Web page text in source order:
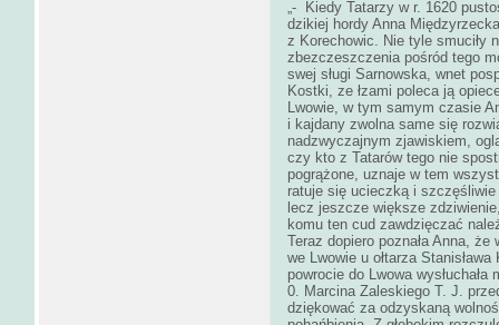
„- Kiedy Tatarzy w r. 1620
dzikiej hordy Anna
z Korechowic. Nie tyle smuciły
zbezczeszczenia pośród tego
swej sługi Sarnowska, wnet
Kostki, ze łzami poleca ją
Lwowie, w tym samym czasie
i kajdany zwolna same się
nadzwyczajnym zjawiskiem,
czy kto z Tatarów tego nie
pogrążone, uznaje w tem
ratuje się ucieczką i
lecz jeszcze większe
komu ten cud zawdzięczać
Teraz dopiero poznała Anna,
we Lwowie u ołtarza
powrocie do Lwowa
0. Marcina Zaleskiego T. J.
dziękować za odzyskaną